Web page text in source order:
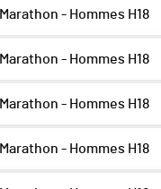
Marathon - Hommes H18
Marathon - Hommes H18
Marathon - Hommes H18
Marathon - Hommes H18